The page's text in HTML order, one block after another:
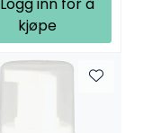
kjøpe